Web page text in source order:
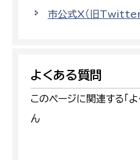
市公式X（旧Twitter
よくある質問
このページに関連する「
ん